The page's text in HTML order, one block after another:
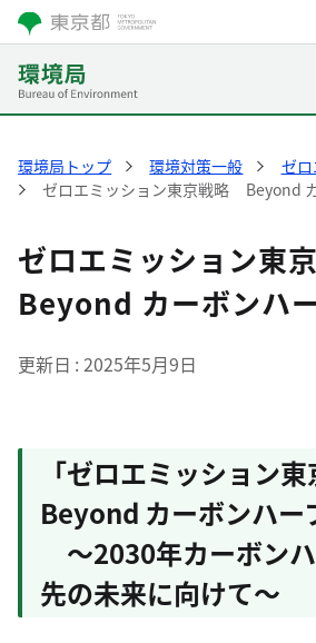
環境局トップ 環境対策一般
ゼ
ゼロエミッション東京戦略 Beyond
ゼロエミッション東
Beyond カーボンハ
更新日 2025年5月9日
「ゼロエミッション
Beyond カーボンハー
～2030年カーボン
先の未来に向けて～